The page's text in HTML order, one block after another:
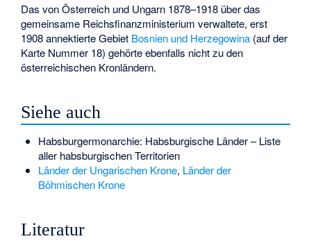
Das von Österreich und Ungarn 1878–1918 über das
gemeinsame Reichsfinanzministerium verwaltete, erst
1908 annektierte Gebiet Bosnien und Herzegowina (auf der
Karte Nummer 18) gehörte ebenfalls nicht zu den
österreichischen Kronländern.
Siehe auch
Habsburgermonarchie: Habsburgische Länder– Liste
aller habsburgischen Territorien
Länder der Ungarischen Krone, Länder der
Böhmischen Krone
Literatur